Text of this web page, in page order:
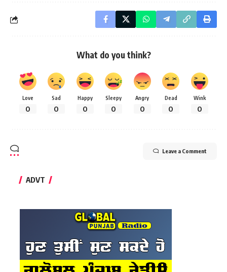
What do you think?
Love
0
Sad
0
Happy
0
Sleepy
0
Angry
0
Dead
0
Wink
0
Leave a Comment
ADVT